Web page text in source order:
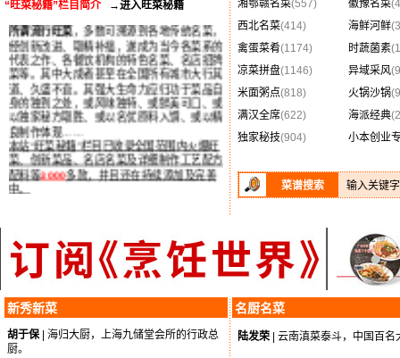
“旺菜秘籍”栏目简介
→进入旺菜秘籍
经创新改进、取精补拙，遂成为当今各菜系的
代表之作、各餐饮机构的特色名菜、名店招牌
菜等。其中大成者甚至在全国所有城市大行其
道、久盛不衰。其强大生命力应归功于菜品自
身的独到之处，或风味独特、或鲜美可口、或
以独家秘方取胜、或以名优原料入馔、或以精
良制作体现……
本站“旺菜秘籍”栏目已收录全国范围内火爆旺
菜、创新菜品、名店名菜及详细制作工艺配方
配料等3000多款，并且还在持续添加及完善
中。
栏目内容由本站特约名厨精心研讨，汇集整理
企业在菜品调整、新菜推出、经营思路等方面
有一定的实用参考价值。
湘鄂赣名菜(557) 徽豫名菜
西北名菜(414) 海鲜河鲜
禽蛋菜肴(1174) 时蔬菌素
凉菜拼盘(1146) 异域采风
米面粥点(818) 火锅沙锅
满汉全席(622) 海派经典
独家秘技(904) 小本创业
菜谱搜索 输入关键
新秀新菜
胡于保| 海归大厨，上海九储堂会所的行政总
厨。
名厨名菜
陆发荣| 云南滇菜泰斗，中国百名